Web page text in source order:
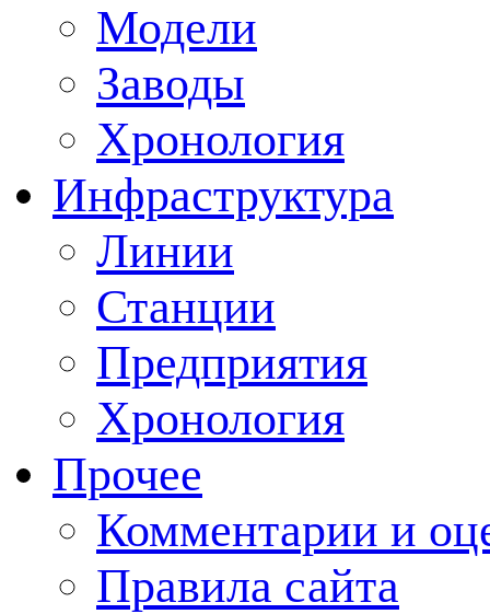
Модели
Заводы
Хронология
Инфраструктура
Линии
Станции
Предприятия
Хронология
Прочее
Комментарии и
Правила сайта